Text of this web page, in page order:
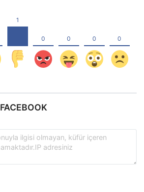
FACEBOOK